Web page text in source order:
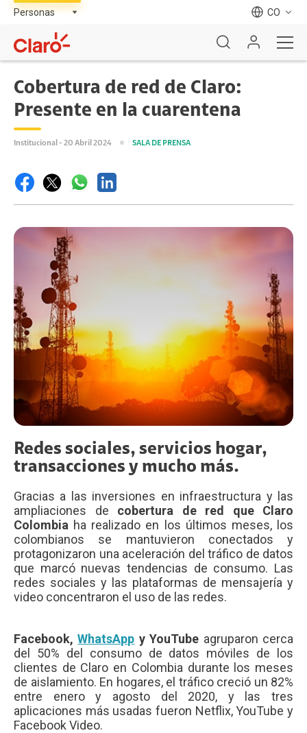
CO
Cobertura de red de Claro:
Presente en la cuarentena
Institucional - 20 Abril 2024 SALA DE PRENSA
Redes sociales, servicios hogar,
transacciones y mucho más.
Gracias a las inversiones en infraestructura y las
ampliaciones de cobertura de red que Claro
Colombia ha realizado en los últimos meses, los
colombianos se mantuvieron conectados y
protagonizaron una aceleración del tráfico de datos
que marcó nuevas tendencias de consumo. Las
redes sociales y las plataformas de mensajería y
video concentraron el uso de las redes.
Facebook,WhatsApp y YouTube agruparon cerca
del 50% del consumo de datos móviles de los
clientes de Claro en Colombia durante los meses
de aislamiento. En hogares, el tráfico creció un 82%
entre enero y agosto del 2020, y las tres
aplicaciones más usadas fueron Netflix, YouTube y
Facebook Video.